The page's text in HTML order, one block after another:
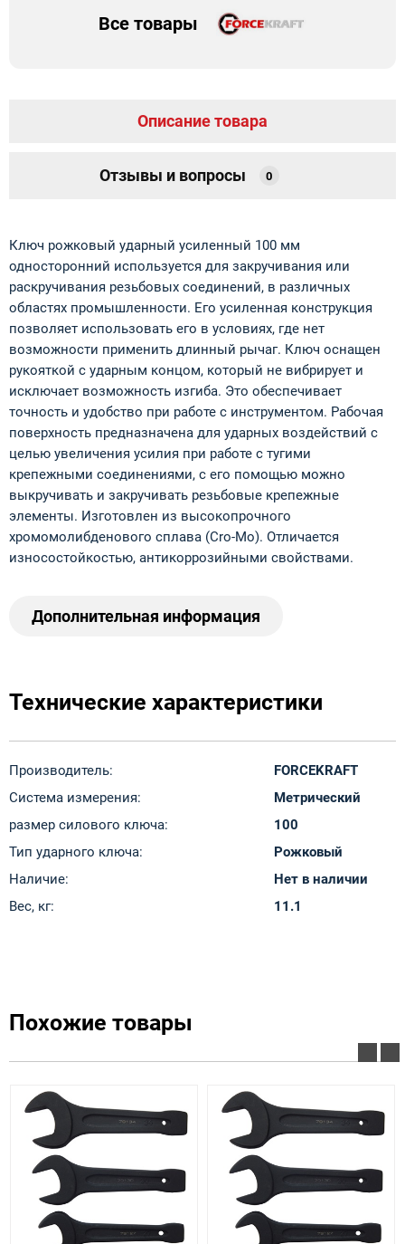
Все товары
Описание товара
Отзывы и вопросы 0
Ключ рожковый ударный усиленный 100 мм
односторонний используется для закручивания или
раскручивания резьбовых соединений, в различных
областях промышленности. Его усиленная конструкция
позволяет использовать его в условиях, где нет
возможности применить длинный рычаг. Ключ оснащен
рукояткой с ударным концом, который не вибрирует и
исключает возможность изгиба. Это обеспечивает
точность и удобство при работе с инструментом. Рабочая
поверхность предназначена для ударных воздействий с
целью увеличения усилия при работе с тугими
крепежными соединениями, с его помощью можно
выкручивать и закручивать резьбовые крепежные
элементы. Изготовлен из высокопрочного
хромомолибденового сплава (Cro-Mo). Отличается
износостойкостью, антикоррозийными свойствами.
Дополнительная информация
Технические характеристики
Производитель:
FORCEKRAFT
Система измерения:
Метрический
размер силового ключа:
100
Тип ударного ключа:
Рожковый
Наличие:
Нет в наличии
Вес, кг:
11.1
Похожие товары